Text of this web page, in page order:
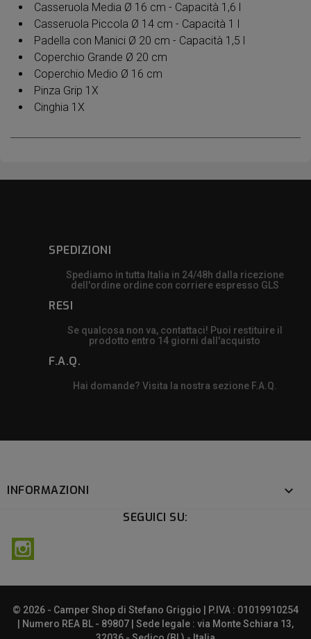
Casseruola Media Ø 16 cm - Capacità 1,6 l
Casseruola Piccola Ø 14 cm - Capacità 1 l
Padella con Manici Ø 20 cm - Capacità 1,5 l
Coperchio Grande Ø 20 cm
Coperchio Medio Ø 16 cm
Pinza Grip 1X
Cinghia 1X
SPEDIZIONI
Spediamo in tutta Italia in 24/48h dalla ricezione
dell'ordine ordine con corriere espresso GLS
RESI
Se qualcosa non va, contattaci! Puoi restituire il
prodotto entro 14 giorni dall'acquisto
F.A.Q.
Hai domande? Visita la nostra sezione F.A.Q.
INFORMAZIONI 
SEGUICI SU:
© 2026 - Camper Shop di Stefano Griggio | P.IVA : 01019910254
| Numero REA BL - 89807 | Sede legale : via Monte Schiara 13,